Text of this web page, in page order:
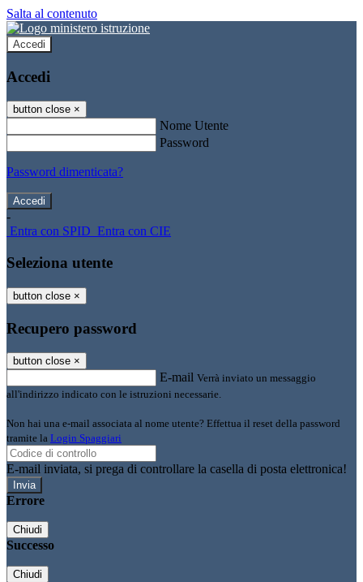
Salta al contenuto
Accedi
Accedi
button close ×
Nome Utente
Password
Password dimenticata?
-
Entra con SPID Entra con CIE
Seleziona utente
button close ×
Recupero password
button close ×
E-mail Verrà inviato un messaggio
all'indirizzo indicato con le istruzioni necessarie.
Non hai una e-mail associata al nome utente? Effettua il reset della password
tramite la Login Spaggiari
E-mail inviata, si prega di controllare la casella di posta elettronica!
Errore
Chiudi
Successo
Chiudi